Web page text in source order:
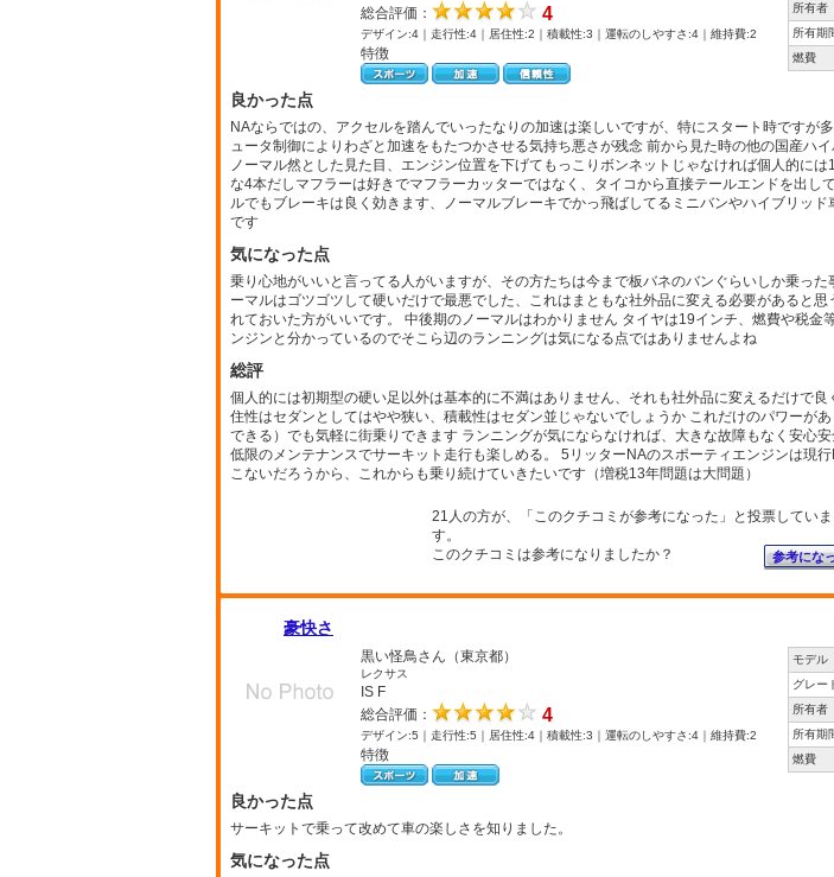
総合評価：
4
デザイン:4｜走行性:4｜居住性:2｜積載性:3｜運転のしやすさ:4｜維持費:2
特徴
所有者
所有期
燃費
良かった点
NAならではの、アクセルを踏んでいったなりの加速は楽しいですが、特にスタート時ですが
ュータ制御によりわざと加速をもたつかさせる気持ち悪さが残念 前から見た時の他の国産ハ
ノーマル然とした見た目、エンジン位置を下げてもっこりボンネットじゃなければ個人的に
な4本だしマフラーは好きでマフラーカッターではなく、タイコから直接テールエンドを出し
ルでもブレーキは良く効きます、ノーマルブレーキでかっ飛ばしてるミニバンやハイブリッ
です
気になった点
乗り心地がいいと言ってる人がいますが、その方たちは今まで板バネのバンぐらいしか乗った
ーマルはゴツゴツして硬いだけで最悪でした、これはまともな社外品に変える必要があると思
れておいた方がいいです。 中後期のノーマルはわかりません タイヤは19インチ、燃費や税金
ンジンと分かっているのでそこら辺のランニングは気になる点ではありませんよね
総評
個人的には初期型の硬い足以外は基本的に不満はありません、それも社外品に変えるだけで
住性はセダンとしてはやや狭い、積載性はセダン並じゃないでしょうか これだけのパワーが
できる）でも気軽に街乗りできます ランニングが気にならなければ、大きな故障もなく安心
低限のメンテナンスでサーキット走行も楽しめる。 5リッターNAのスポーティエンジンは現
こないだろうから、これからも乗り続けていきたいです（増税13年問題は大問題）
21人の方が、「このクチコミが参考になった」と投票していま
す。
このクチコミは参考になりましたか？
参考にな
豪快さ
黒い怪鳥さん（東京都）
レクサス
IS F
総合評価：
4
デザイン:5｜走行性:5｜居住性:4｜積載性:3｜運転のしやすさ:4｜維持費:2
特徴
モデル
グレー
所有者
所有期
燃費
良かった点
サーキットで乗って改めて車の楽しさを知りました。
気になった点